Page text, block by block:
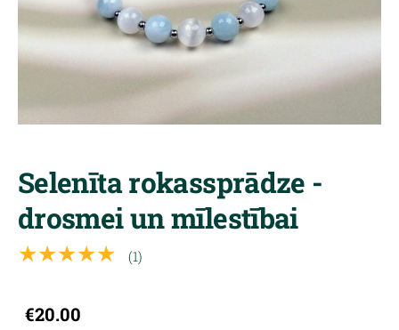
Selenīta rokassprādze -
drosmei un mīlestībai
★★★★★ (1)
€20.00